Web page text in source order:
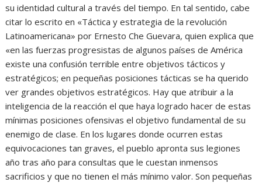
su identidad cultural a través del tiempo. En tal sentido, cabe
citar lo escrito en «Táctica y estrategia de la revolución
Latinoamericana» por Ernesto Che Guevara, quien explica que
«en las fuerzas progresistas de algunos países de América
existe una confusión terrible entre objetivos tácticos y
estratégicos; en pequeñas posiciones tácticas se ha querido
ver grandes objetivos estratégicos. Hay que atribuir a la
inteligencia de la reacción el que haya logrado hacer de estas
mínimas posiciones ofensivas el objetivo fundamental de su
enemigo de clase. En los lugares donde ocurren estas
equivocaciones tan graves, el pueblo apronta sus legiones
año tras año para consultas que le cuestan inmensos
sacrificios y que no tienen el más mínimo valor. Son pequeñas